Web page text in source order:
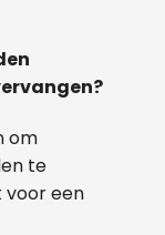
om
te
voor een